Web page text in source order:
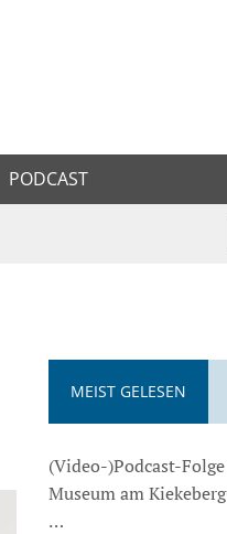
PODCAST
MEIST GELESEN
(Video-)Podcast-
Museum am
…